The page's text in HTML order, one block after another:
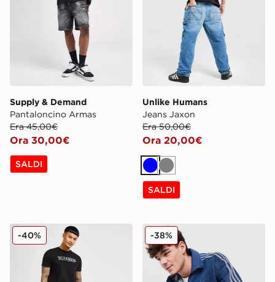
Supply & Demand
Pantaloncino Armas
Era 45,00€
Ora 30,00€
SALDI
Unlike Humans
Jeans Jaxon
Era 50,00€
Ora 20,00€
BluGrigio
SALDI
McKenzie Pantaloncini Denim Core
-40% adidas Originals Giacca
-38%